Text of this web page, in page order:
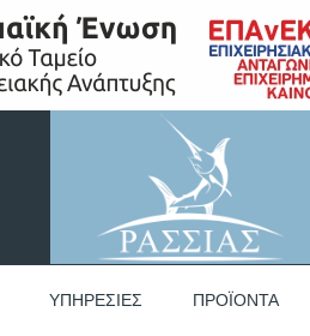
ΥΠΗΡΕΣΊΕΣ ΠΡΟΪΌΝΤΑ